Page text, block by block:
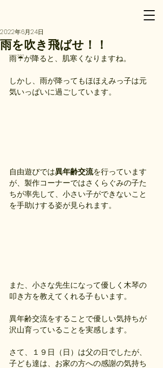
雨を吹き飛ばせ！！
2022年6月24日
雨☔が降ると、肌寒くなりますね。
しかし、雨が降ってもほほえみっ子は元
気いっぱいに過ごしています。
自由遊びでは異年齢交流を行っています
が、製作コーナーではさくらぐみの子た
ちが率先して、小さい子ができないこと
を手助けする姿が見られます。
また、小さな先生になって優しく木琴の
叩き方を教えてくれる子もいます。
異年齢交流をすることで優しい気持ちが
沢山育っていることを実感します。
さて、１９日（日）は父の日でしたが、
子ども達は、お家の方への感謝の気持ち